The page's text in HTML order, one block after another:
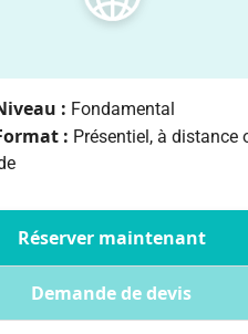
: Fondamental
: Présentiel, à distance
Réserver maintenant
Demande de devis